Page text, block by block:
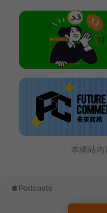
本網站內